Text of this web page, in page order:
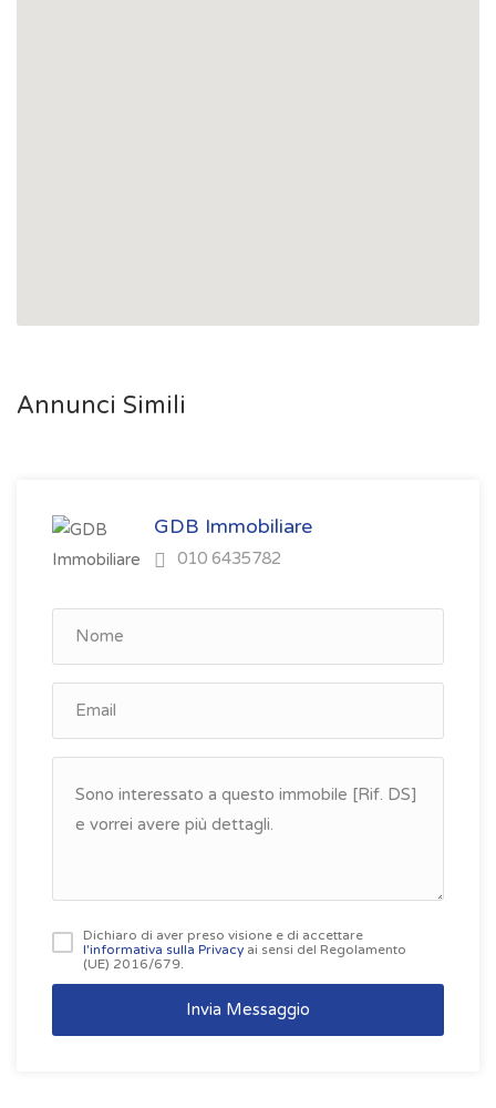
Annunci Simili
GDB Immobiliare
010 6435782
Dichiaro di aver preso visione e di accettare
l'informativa sulla Privacy ai sensi del Regolamento
(UE) 2016/679.
Invia Messaggio